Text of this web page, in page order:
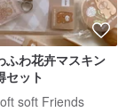
ふわ花卉マスキン
セット
soft Friends